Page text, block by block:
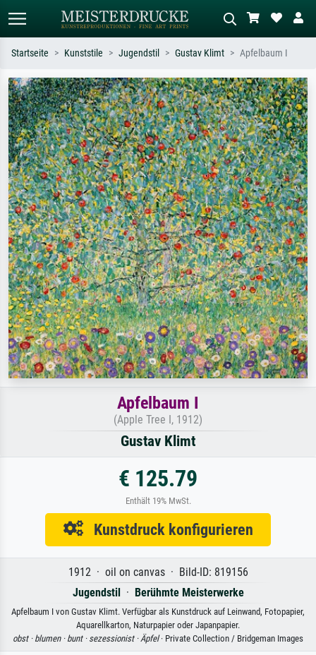
Standardsuche KI-Bildersuche
Suchen Sie nach Künstlern, Werktiteln
oder Stilen – z.B. Monet,
Sternennacht, Impressionismus, Welle
Hokusai, Akt.
Beschreiben Sie die Szene – z.B. Grüne
Wiese, Abstrakt mit viel Rot, Dunkles
Ölgemälde, Stehender Akt neben einem
Baum.
Startseite Kunststile Jugendstil Gustav Klimt Apfelbaum I
Apfelbaum I
(Apple Tree I, 1912)
Gustav Klimt
€ 125.79
Enthält 19% MwSt.
Kunstdruck konfigurieren
1912 · oil on canvas · Bild-ID: 819156
Jugendstil· Berühmte Meisterwerke
Apfelbaum I von Gustav Klimt. Verfügbar als Kunstdruck auf Leinwand, Fotopapier,
Aquarellkarton, Naturpapier oder Japanpapier.
obst · blumen · bunt · sezessionist ·Äpfel· Private Collection / Bridgeman Images